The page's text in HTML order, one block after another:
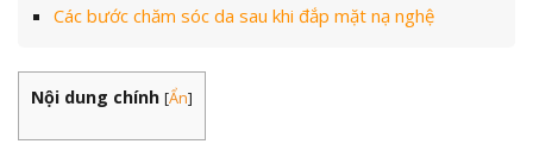
Các bước chăm sóc da sau khi đắp mặt nạ nghệ
Nội dung chính [Ẩn]